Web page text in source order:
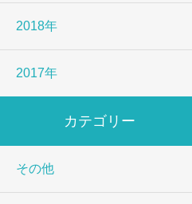
2018年
2017年
カテゴリー
その他